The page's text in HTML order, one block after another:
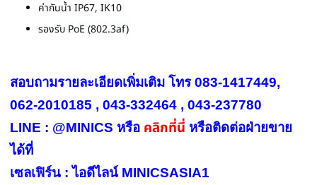
ค่ากันน้ำ IP67, IK10
รองรับ PoE (802.3af)
สอบถามรายละเอียดเพิ่มเติม โทร 083-1417449,
062-2010185 , 043-332464 , 043-237780
LINE : @MINICS หรือ คลิกที่นี่ หรือติดต่อฝ่ายขาย
ได้ที่
เซลเฟิร์น : ไอดีไลน์ MINICSASIA1